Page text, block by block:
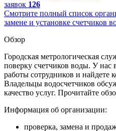
заявок 126
Смотрите полный список
замене и установке счетчиков
Обзор
Городская метрологическая
поверку счетчиков воды. У нас
работы сотрудников и найдете
Владельцы водосчетчиков
качество услуг. Прочитайте
Информация об организации:
проверка, замена и